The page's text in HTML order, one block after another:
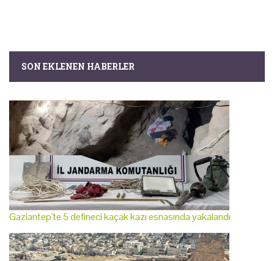
SON EKLENEN HABERLER
Gaziantep'te 5 defineci kaçak kazı esnasında yakalandı